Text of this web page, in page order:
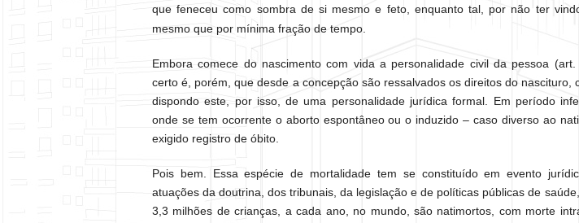
que feneceu como sombra de si mesmo e feto, enquanto tal, por não ter
mesmo que por mínima fração de tempo.
Embora comece do nascimento com vida a personalidade civil da pessoa (art.
certo é, porém, que desde a concepção são ressalvados os direitos do nascituro,
dispondo este, por isso, de uma personalidade jurídica formal. Em período
onde se tem ocorrente o aborto espontâneo ou o induzido – caso diverso ao
exigido registro de óbito.
Pois bem. Essa espécie de mortalidade tem se constituído em evento
atuações da doutrina, dos tribunais, da legislação e de políticas públicas de
3,3 milhões de crianças, a cada ano, no mundo, são natimortos, com morte